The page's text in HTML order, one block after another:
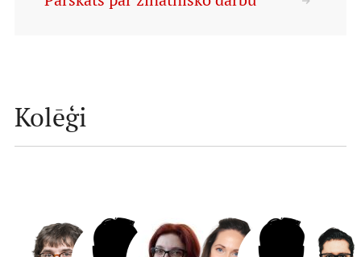
Projekti
Notikumu kalendārs
Kolēģi